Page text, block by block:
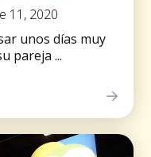
11, 2020
unos días muy
pareja ...